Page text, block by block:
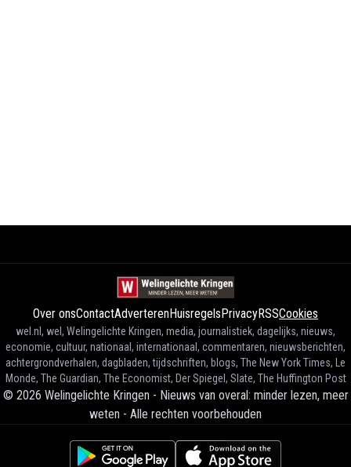
Over onsContactAdverterenHuisregelsPrivacyRSSCookies
wel.nl, wel, Welingelichte Kringen, media, journalistiek, dagelijks, nieuws,
economie, cultuur, nationaal, internationaal, commentaren, nieuwsberichten,
achtergrondverhalen, dagbladen, tijdschriften, blogs, The New York Times, Le
Monde, The Guardian, The Economist, Der Spiegel, Slate, The Huffington Post
© 2026 Welingelichte Kringen - Nieuws van overal: minder lezen, meer
weten - Alle rechten voorbehouden